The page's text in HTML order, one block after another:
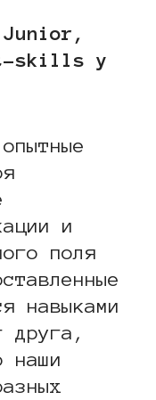
Junior,
skills у
и
поля
навыками
друга,
наши